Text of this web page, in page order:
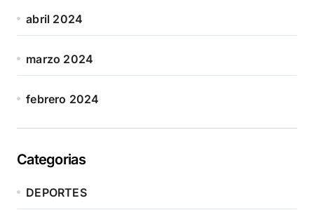
abril 2024
marzo 2024
febrero 2024
Categorias
DEPORTES